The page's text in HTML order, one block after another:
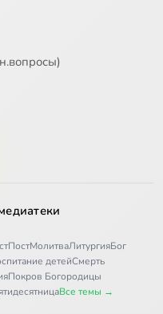
ПостМолитваЛитургияБог
детейСмерть
Покров Богородицы
Все темы →